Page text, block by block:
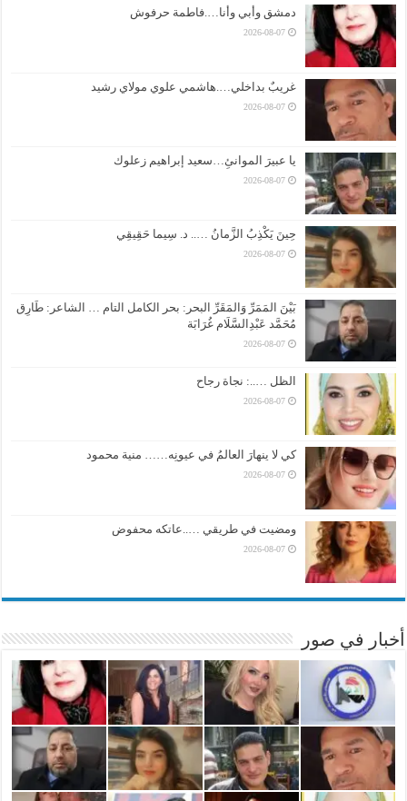
دمشق وأبي وأنا….فاطمة حرفوش
2026-08-07
غريبٌ بداخلي….هاشمي علوي مولاي رشيد
2026-08-07
يا عبيرَ الموانئِ…سعيد إبراهيم زعلوك
2026-08-07
حِينَ يَكْذِبُ الزَّمانُ ….. د. سِيما حَقِيقِي
2026-08-07
بَيْنَ المَمَرِّ وَالمَقَرِّ البحر: بحر الكامل التام … الشاعر: طَارِق
مُحَمَّد عَبْدِالسَّلَام غُرَابَة
2026-08-07
الظل …..: نجاة رجاح
2026-08-07
كي لا ينهارَ العالمُ في عيونِه…… منية محمود
2026-08-07
ومضيت في طريقي …..عاتكه محفوض
2026-08-07
أخبار في صور